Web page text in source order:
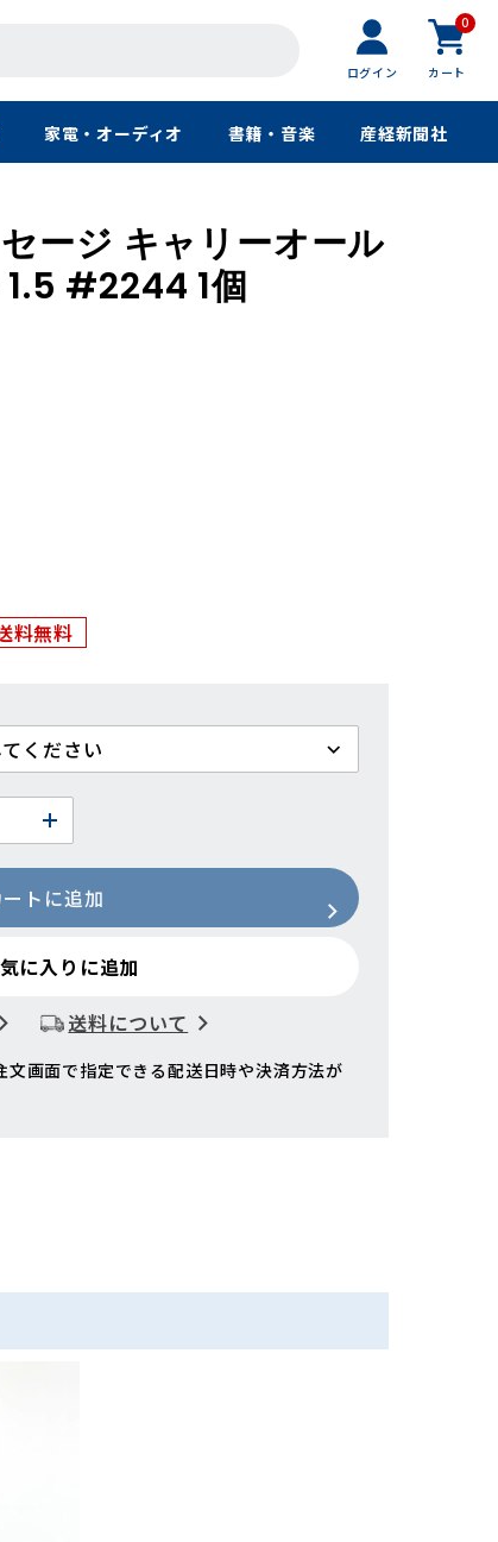
ログイン
0
カート
家電・オーディオ 書籍・音楽 産経新聞社
ージ キャリーオール
#2244 1個
料無料
ートに追加
に入りに追加
送料について
画面で指定できる配送日時や決済方法が